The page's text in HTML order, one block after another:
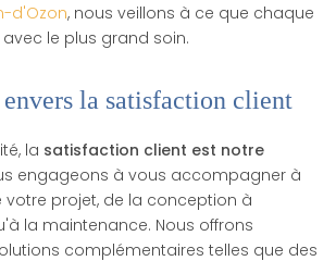
d'Ozon, nous veillons à ce que chaque
le plus grand soin.
la satisfaction client
la satisfaction client est notre
engageons à vous accompagner à
projet, de la conception à
la maintenance. Nous offrons
complémentaires telles que des